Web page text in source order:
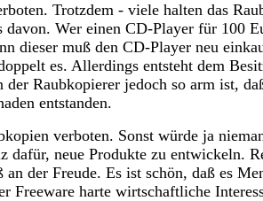
Trotzdem - viele halten das
davon. Wer einen CD-Player für 100
dieser muß den CD-Player neu
es. Allerdings entsteht dem
der Raubkopierer jedoch so arm ist,
entstanden.
verboten. Sonst würde ja
dafür, neue Produkte zu entwickeln.
an der Freude. Es ist schön, daß es
Freeware harte wirtschaftliche